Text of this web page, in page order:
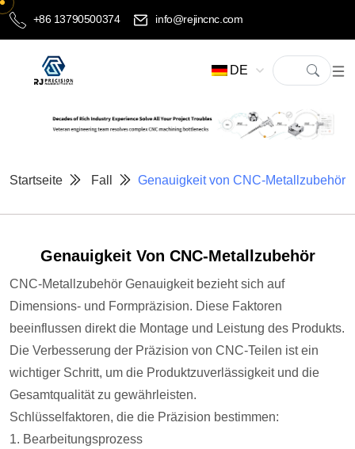
+86 13790500374 info@rejincnc.com
DE
Startseite Fall Genauigkeit von CNC-Metallzubehör
Genauigkeit Von CNC-Metallzubehör
CNC-Metallzubehör Genauigkeit bezieht sich auf
Dimensions- und Formpräzision. Diese Faktoren
beeinflussen direkt die Montage und Leistung des Produkts.
Die Verbesserung der Präzision von CNC-Teilen ist ein
wichtiger Schritt, um die Produktzuverlässigkeit und die
Gesamtqualität zu gewährleisten.
Schlüsselfaktoren, die die Präzision bestimmen:
1. Bearbeitungsprozess